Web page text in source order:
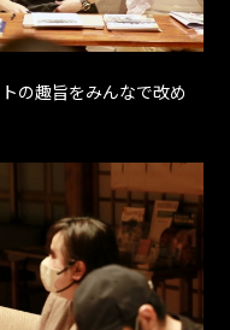
の趣旨をみんなで改め